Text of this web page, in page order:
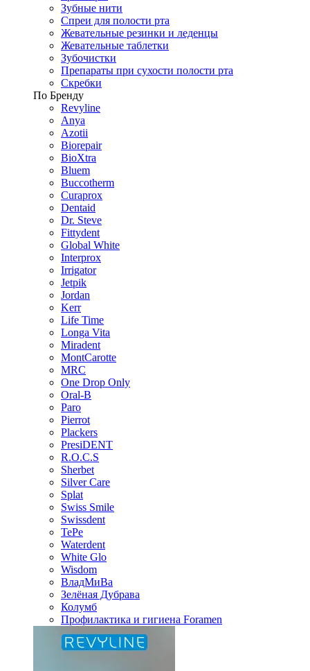
Зубные нити
Спреи для полости рта
Жевательные резинки и леденцы
Жевательные таблетки
Зубочистки
Препараты при сухости полости рта
Скребки
По Бренду
Revyline
Anya
Azotii
Biorepair
BioXtra
Bluem
Buccotherm
Curaprox
Dentaid
Dr. Steve
Fittydent
Global White
Interprox
Irrigator
Jetpik
Jordan
Kerr
Life Time
Longa Vita
Miradent
MontCarotte
MRC
One Drop Only
Oral-B
Paro
Pierrot
Plackers
PresiDENT
R.O.C.S
Sherbet
Silver Care
Splat
Swiss Smile
Swissdent
TePe
Waterdent
White Glo
Wisdom
ВладМиВа
Зелёная Дубрава
Колумб
Профилактика и гигиена Foramen